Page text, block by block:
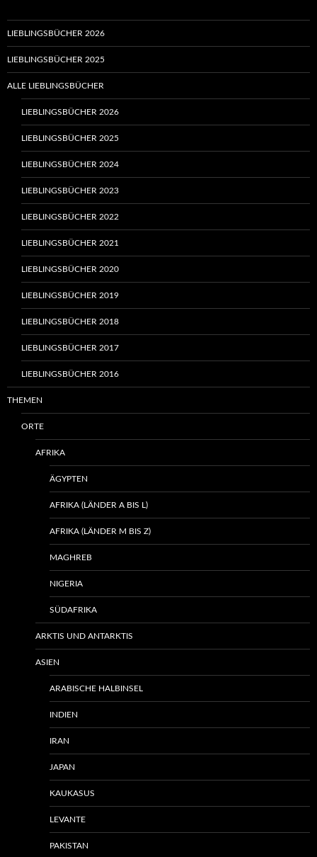
LIEBLINGSBÜCHER 2026
LIEBLINGSBÜCHER 2025
ALLE LIEBLINGSBÜCHER
LIEBLINGSBÜCHER 2026
LIEBLINGSBÜCHER 2025
LIEBLINGSBÜCHER 2024
LIEBLINGSBÜCHER 2023
LIEBLINGSBÜCHER 2022
LIEBLINGSBÜCHER 2021
LIEBLINGSBÜCHER 2020
LIEBLINGSBÜCHER 2019
LIEBLINGSBÜCHER 2018
LIEBLINGSBÜCHER 2017
LIEBLINGSBÜCHER 2016
THEMEN
ORTE
AFRIKA
ÄGYPTEN
AFRIKA (LÄNDER A BIS L)
AFRIKA (LÄNDER M BIS Z)
MAGHREB
NIGERIA
SÜDAFRIKA
ARKTIS UND ANTARKTIS
ASIEN
ARABISCHE HALBINSEL
INDIEN
IRAN
JAPAN
KAUKASUS
LEVANTE
PAKISTAN